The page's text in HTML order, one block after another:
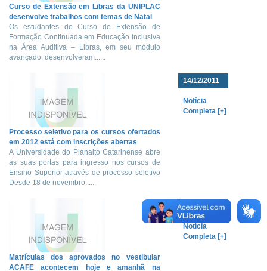
Curso de Extensão em Libras da UNIPLAC
desenvolve trabalhos com temas de Natal
Os estudantes do Curso de Extensão de
Formação Continuada em Educação Inclusiva
na Área Auditiva – Libras, em seu módulo
avançado, desenvolveram......
Processo seletivo para os cursos ofertados
em 2012 está com inscrições abertas
A Universidade do Planalto Catarinense abre
as suas portas para ingresso nos cursos de
Ensino Superior através de processo seletivo
Desde 18 de novembro......
14/12/2011
Notícia
Completa [+]
Matrículas dos aprovados no vestibular
ACAFE acontecem hoje e amanhã na
12/12/2011
Notícia
Completa [+]